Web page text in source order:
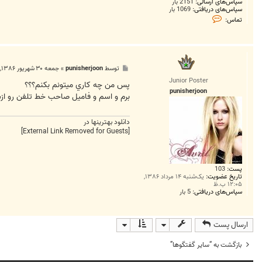
سپاس‌های دریافتی: 1069 بار
تماس:
ت
n
Junior Poster
punisherjoon
پست: 103
تاریخ عضویت: یک‌شنبه ۱۴ مرداد ۱۳۸۶,
۱۲:۰۵ ب.ظ
سپاس‌های دریافتی: 5 بار
ت
توسطpunisherjoon
»جمعه ۳۰ شهریور ۱۳۸۶, ۷:۳۷ ق.ظ
پس من چه کاري ميتونم بکنم؟؟؟
برم و اسم و فاميل صاحب خط تلفن رو
دانلود بهترينها در
[External Link Removed for Guests]
ارسال پست
بازگشت به “ساير گفتگوها”